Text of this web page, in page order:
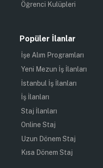
Öğrenci Kulüpleri
Popüler İlanlar
İşe Alım Programları
Yeni Mezun İş İlanları
İstanbul İş İlanları
İş İlanları
Staj İlanları
Online Staj
Uzun Dönem Staj
Kısa Dönem Staj